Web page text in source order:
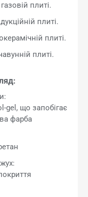
плиті.
плиті.
плиті.
плиті.
gel, що запобігає
фарба